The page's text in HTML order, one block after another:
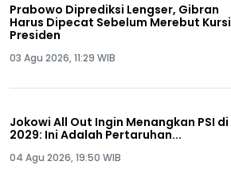
Prabowo Diprediksi Lengser, Gibran
Harus Dipecat Sebelum Merebut Kursi
Presiden
03 Agu 2026, 11:29 WIB
Jokowi All Out Ingin Menangkan PSI di
2029: Ini Adalah Pertaruhan...
04 Agu 2026, 19:50 WIB